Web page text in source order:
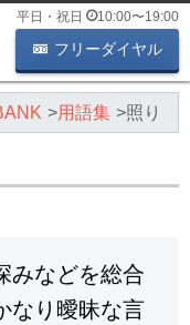
平日・祝日 10:00〜19:00
フリーダイヤル
用語集 照り
みなどを総合
なり曖昧な言